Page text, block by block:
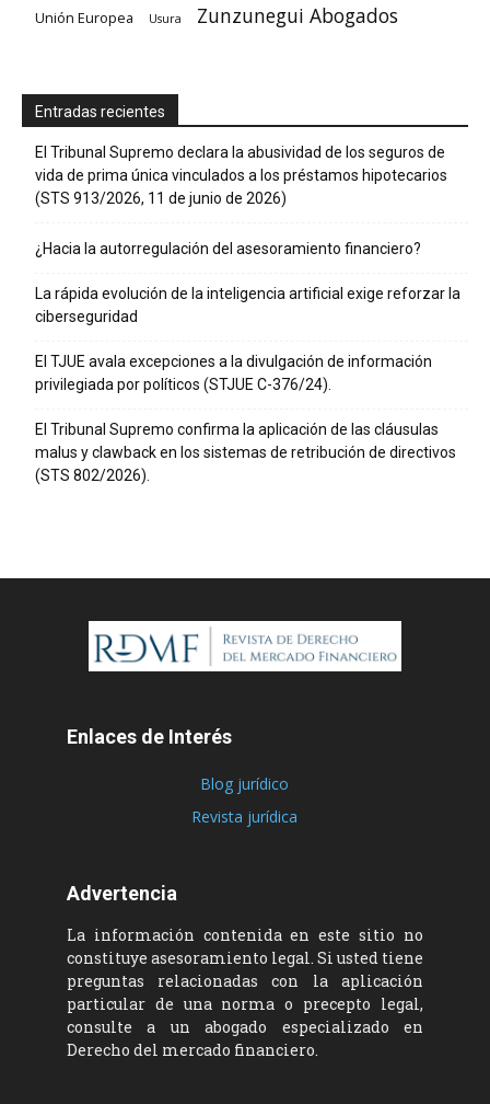
Unión Europea Usura Zunzunegui Abogados
Entradas recientes
El Tribunal Supremo declara la abusividad de los seguros de
vida de prima única vinculados a los préstamos hipotecarios
(STS 913/2026, 11 de junio de 2026)
¿Hacia la autorregulación del asesoramiento financiero?
La rápida evolución de la inteligencia artificial exige reforzar la
ciberseguridad
El TJUE avala excepciones a la divulgación de información
privilegiada por políticos (STJUE C-376/24).
El Tribunal Supremo confirma la aplicación de las cláusulas
malus y clawback en los sistemas de retribución de directivos
(STS 802/2026).
Enlaces de Interés
Blog jurídico
Revista jurídica
Advertencia
La información contenida en este sitio no
constituye asesoramiento legal. Si usted tiene
preguntas relacionadas con la aplicación
particular de una norma o precepto legal,
consulte a un abogado especializado en
Derecho del mercado financiero.